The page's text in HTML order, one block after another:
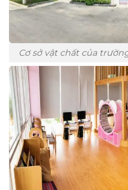
Cơ sở vật chất của